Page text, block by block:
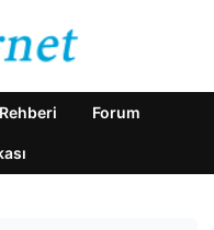
Forum